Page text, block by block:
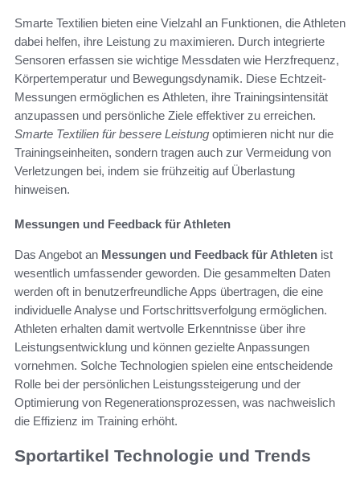
Smarte Textilien bieten eine Vielzahl an Funktionen, die Athleten
dabei helfen, ihre Leistung zu maximieren. Durch integrierte
Sensoren erfassen sie wichtige Messdaten wie Herzfrequenz,
Körpertemperatur und Bewegungsdynamik. Diese Echtzeit-
Messungen ermöglichen es Athleten, ihre Trainingsintensität
anzupassen und persönliche Ziele effektiver zu erreichen.
Smarte Textilien für bessere Leistung optimieren nicht nur die
Trainingseinheiten, sondern tragen auch zur Vermeidung von
Verletzungen bei, indem sie frühzeitig auf Überlastung
hinweisen.
Messungen und Feedback für Athleten
Das Angebot an Messungen und Feedback für Athleten ist
wesentlich umfassender geworden. Die gesammelten Daten
werden oft in benutzerfreundliche Apps übertragen, die eine
individuelle Analyse und Fortschrittsverfolgung ermöglichen.
Athleten erhalten damit wertvolle Erkenntnisse über ihre
Leistungsentwicklung und können gezielte Anpassungen
vornehmen. Solche Technologien spielen eine entscheidende
Rolle bei der persönlichen Leistungssteigerung und der
Optimierung von Regenerationsprozessen, was nachweislich
die Effizienz im Training erhöht.
Sportartikel Technologie und Trends